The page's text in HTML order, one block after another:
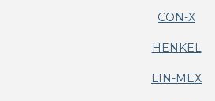
CON-X
HENKEL
LIN-MEX